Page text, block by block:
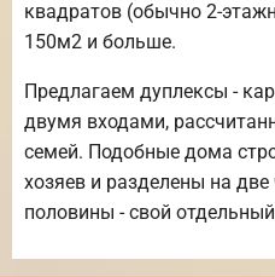
квадратов (обычно 2-
150м2 и больше.
Предлагаем дуплексы -
двумя входами,
семей. Подобные дома
хозяев и разделены на
половины - свой